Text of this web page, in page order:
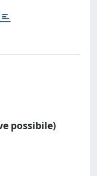
possibile)